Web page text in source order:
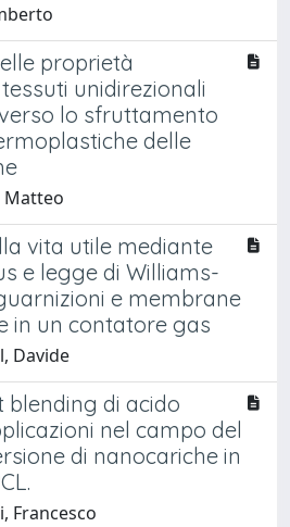
proprietà
unidirezionali
lo sfruttamento
delle
Matteo
vita utile mediante
e legge di Williams-
e membrane
in un contatore gas
Davide
blending di acido
nel campo del
di nanocariche in
Francesco